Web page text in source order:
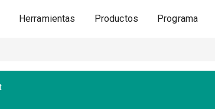
Herramientas Productos Programa